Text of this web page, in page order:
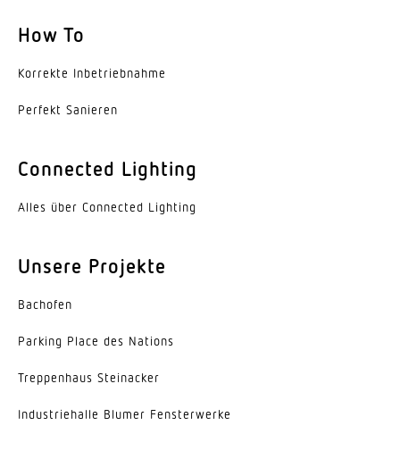
How To
Korrekte Inbe­trieb­nahme
Perfekt Sanieren
Connected Lighting
Alles über Connected Lighting
Unsere Projekte
Bachofen
Parking Place des Nations
Trep­penhaus Steinacker
Indus­trie­halle Blumer Fensterwerke